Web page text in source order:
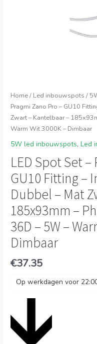
Home/ Led inbouwspots /
Pragmi Zano Pro – GU10
Zwart – Kantelbaar –
Warm Wit 3000K – Dimbaar
5W led inbouwspots,Led
LED Spot Set
GU10 Fitting –
Dubbel – Mat
185x93mm –
36D – 5W –
Dimbaar
€37.35
Op werkdagen voor